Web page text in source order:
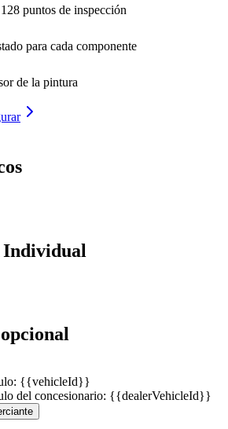
puntos de inspección
para cada componente
de la pintura
{{vehicleId}}
del concesionario: {{dealerVehicleId}}